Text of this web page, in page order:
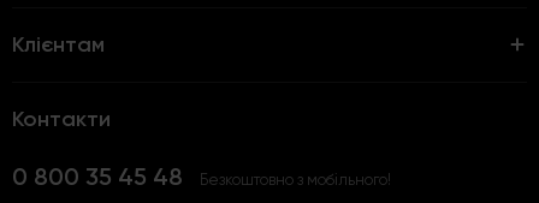
Клієнтам
Контакти
0 800 35 45 48 Безкоштовно з мобільного!